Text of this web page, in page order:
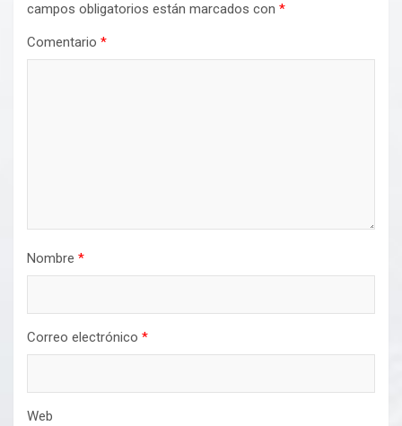
campos obligatorios están marcados con *
Comentario *
Nombre *
Correo electrónico *
Web